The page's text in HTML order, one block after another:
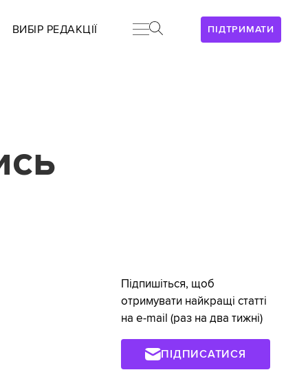
ПІДТРИМАТИ
ВИБІР РЕДАКЦІЇ
Підпишіться, щоб
отримувати найкращі статті
на e-mail (раз на два тижні)
ПІДПИСАТИСЯ